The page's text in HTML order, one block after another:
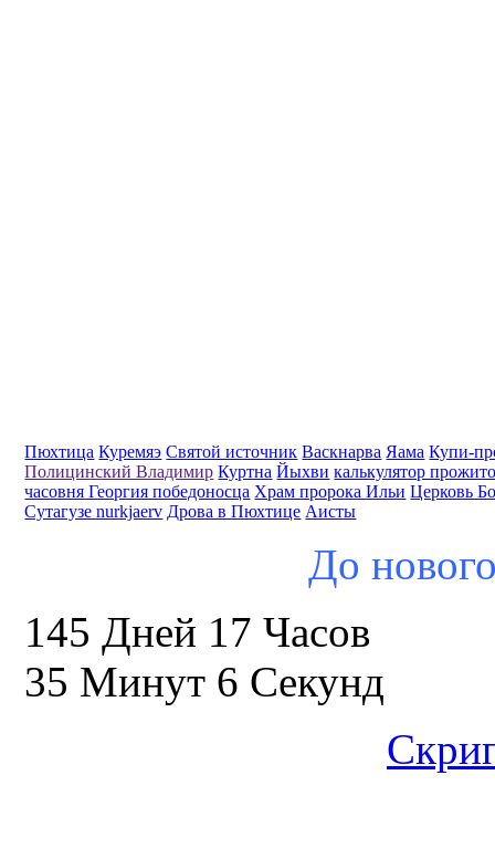
Пюхтица Куремяэ Святой источник Васкнарва Яама Купи-
Полицинский Владимир Куртна Йыхви калькулятор
часовня Георгия победоносца Храм пророка Ильи Церковь
Сутагузе nurkjaerv Дрова в Пюхтице Аисты
До
145 Дней 17 Часов
35 Минут 6 Секунд